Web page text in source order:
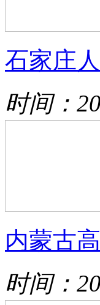
石家庄
时间：
内蒙古
时间：